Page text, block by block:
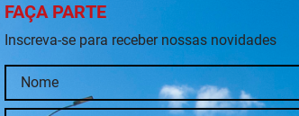
FAÇA PARTE
Inscreva-se para receber nossas novidades